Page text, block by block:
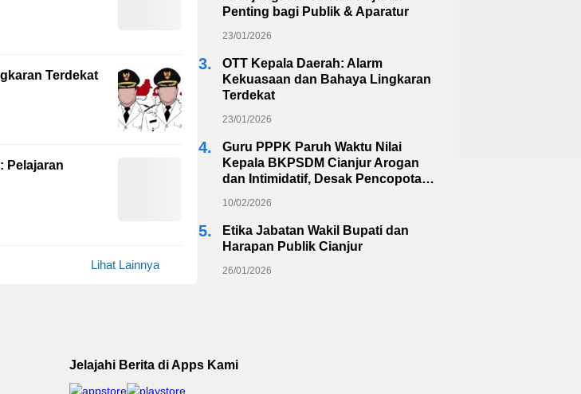
Terdekat
Pelajaran
Lihat Lainnya
Penting bagi Publik & Aparatur
23/01/2026
3.
OTT Kepala Daerah: Alarm
Kekuasaan dan Bahaya Lingkaran
Terdekat
23/01/2026
4.
Guru PPPK Paruh Waktu Nilai
Kepala BKPSDM Cianjur Arogan
dan Intimidatif, Desak Pencopotan
10/02/2026
5.
Etika Jabatan Wakil Bupati dan
Harapan Publik Cianjur
26/01/2026
Jelajahi Berita di Apps Kami